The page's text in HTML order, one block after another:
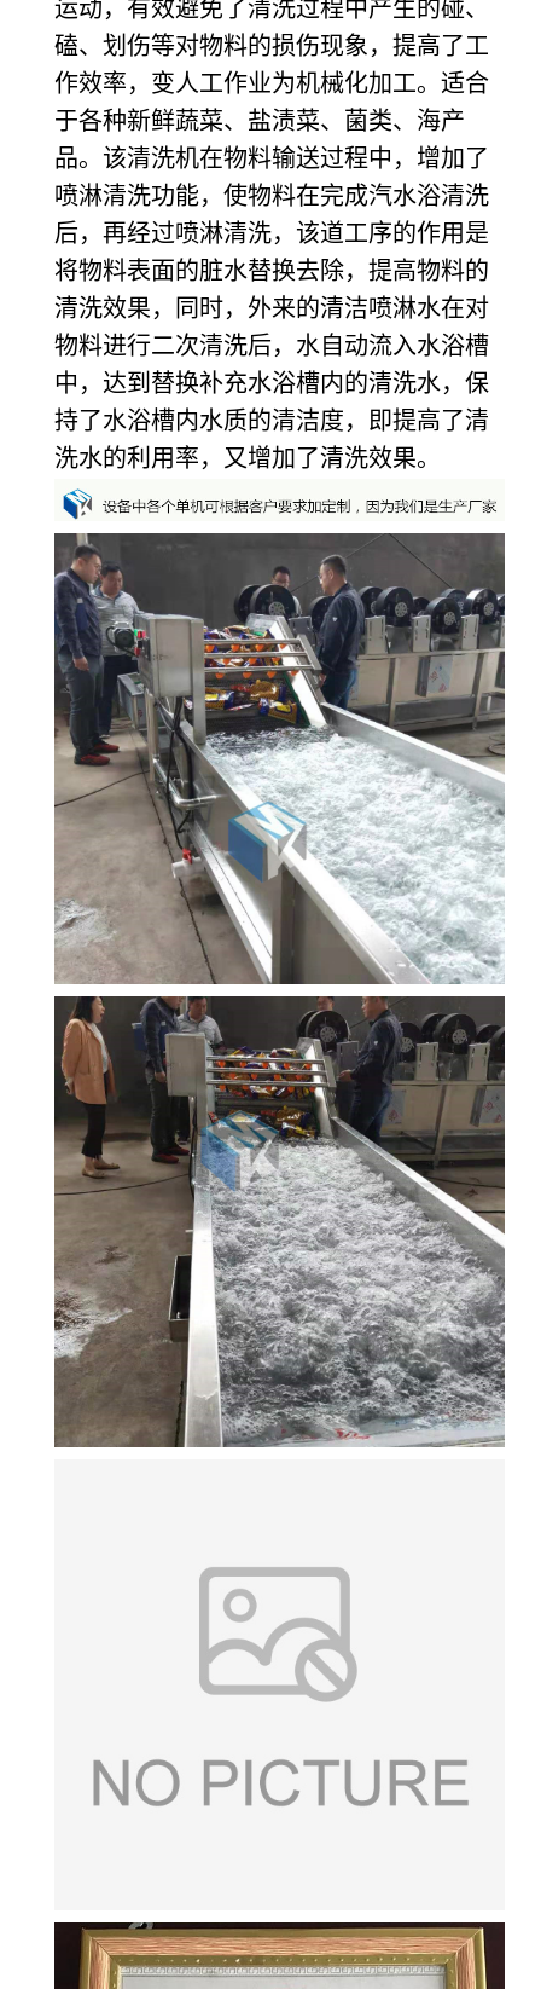
运动，有效避免了清洗过程中产生的碰、
磕、划伤等对物料的损伤现象，提高了工
作效率，变人工作业为机械化加工。适合
于各种新鲜蔬菜、盐渍菜、菌类、海产
品。该清洗机在物料输送过程中，增加了
喷淋清洗功能，使物料在完成汽水浴清洗
后，再经过喷淋清洗，该道工序的作用是
将物料表面的脏水替换去除，提高物料的
清洗效果，同时，外来的清洁喷淋水在对
物料进行二次清洗后，水自动流入水浴槽
中，达到替换补充水浴槽内的清洗水，保
持了水浴槽内水质的清洁度，即提高了清
洗水的利用率，又增加了清洗效果。